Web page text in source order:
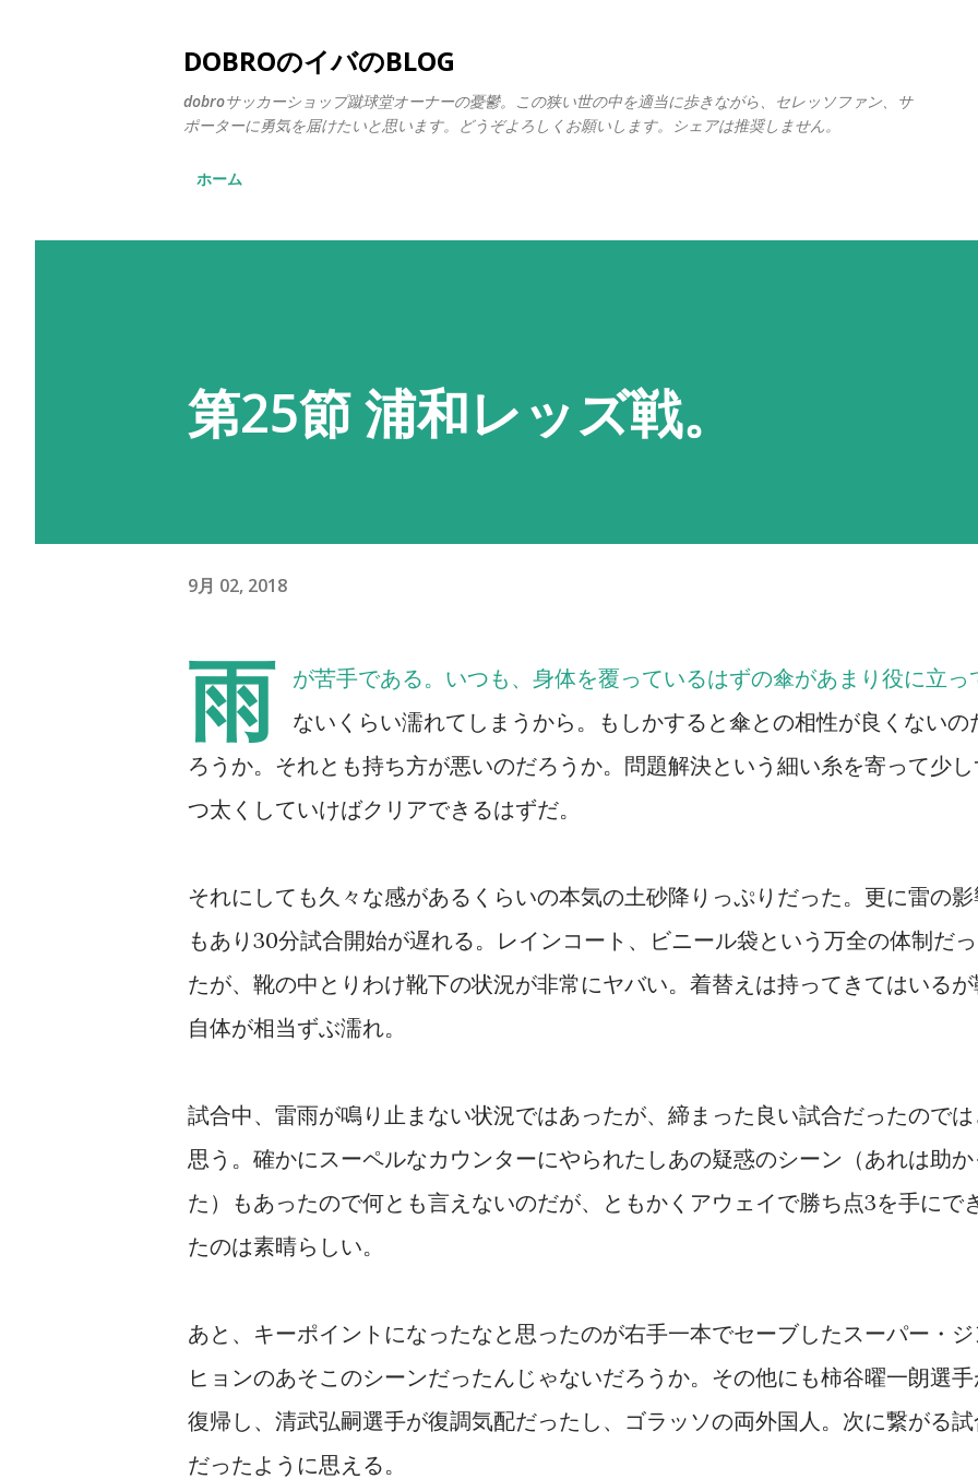
DOBROのイバのBLOG
dobroサッカーショップ蹴球堂オーナーの憂鬱。この狭い世の中を適当に歩きながら、セレッソファン、サ
ポーターに勇気を届けたいと思います。どうぞよろしくお願いします。シェアは推奨しません。
ホーム
第25節 浦和レッズ戦。
9月 02, 2018
雨
が苦手である。いつも、身体を覆っているはずの傘があまり役に立っ
ないくらい濡れてしまうから。もしかすると傘との相性が良くないの
ろうか。それとも持ち方が悪いのだろうか。問題解決という細い糸を寄って少
つ太くしていけばクリアできるはずだ。
それにしても久々な感があるくらいの本気の土砂降りっぷりだった。更に雷の
もあり30分試合開始が遅れる。レインコート、ビニール袋という万全の体制だっ
たが、靴の中とりわけ靴下の状況が非常にヤバい。着替えは持ってきてはいる
自体が相当ずぶ濡れ。
試合中、雷雨が鳴り止まない状況ではあったが、締まった良い試合だったので
思う。確かにスーペルなカウンターにやられたしあの疑惑のシーン（あれは助
た）もあったので何とも言えないのだが、ともかくアウェイで勝ち点3を手にで
たのは素晴らしい。
あと、キーポイントになったなと思ったのが右手一本でセーブしたスーパー・
ヒョンのあそこのシーンだったんじゃないだろうか。その他にも柿谷曜一朗選
復帰し、清武弘嗣選手が復調気配だったし、ゴラッソの両外国人。次に繋がる
だったように思える。